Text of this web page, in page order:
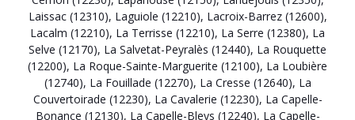
Laissac (12310), Laguiole (12210), Lacroix-Barrez (12600),
Lacalm (12210), La Terrisse (12210), La Serre (12380), La
Selve (12170), La Salvetat-Peyralès (12440), La Rouquette
(12200), La Roque-Sainte-Marguerite (12100), La Loubière
(12740), La Fouillade (12270), La Cresse (12640), La
Couvertoirade (12230), La Cavalerie (12230), La Capelle-
Bonance (12130), La Capelle-Bleys (12240), La Capelle-